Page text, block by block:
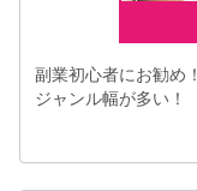
副業初心者にお勧め！
ジャンル幅が多い！